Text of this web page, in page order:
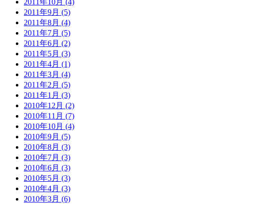
2011年9月 (5)
2011年8月 (4)
2011年7月 (5)
2011年6月 (2)
2011年5月 (3)
2011年4月 (1)
2011年3月 (4)
2011年2月 (5)
2011年1月 (3)
2010年12月 (2)
2010年11月 (7)
2010年10月 (4)
2010年9月 (5)
2010年8月 (3)
2010年7月 (3)
2010年6月 (3)
2010年5月 (3)
2010年4月 (3)
2010年3月 (6)